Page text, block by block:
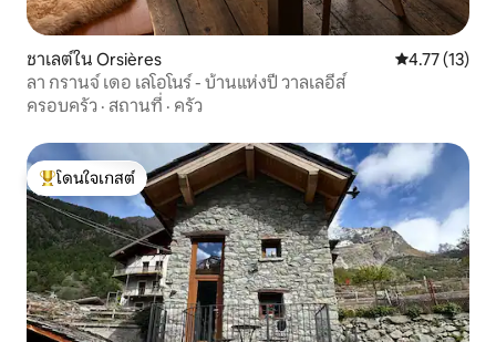
ชาเลต์ใน Orsières คะแนนเฉลี่ย
4.77 (13)
ลา กรานจ์ เดอ เลโอโนร์ - บ้านแห่งปี วาลเลอีส์
ครอบครัว · สถานที่ · ครัว
โดนใจเกสต์ที่สุด
โดนใจเกสต์